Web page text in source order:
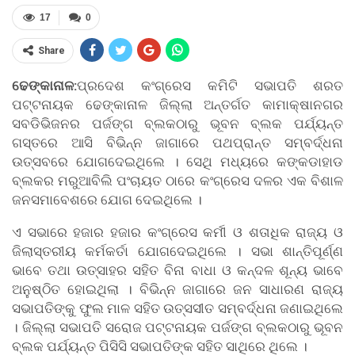
0
17
Share
ଢେଙ୍କାନାଳ:ପ୍ରଦେଶ କଂଗ୍ରେସ କମିଟି ସଭାପତି ଶରତ
ପଟ୍ଟନାୟକ ଢେଙ୍କାନାଳ ଜିଲ୍ଲା ଅନ୍ତର୍ଗତ କାମାକ୍ଷାନଗର
ସବଡିଭିଜନର ପର୍ଜଙ୍ଗ ବ୍ଲକଠାରୁ ଭୂବନ ବ୍ଲକ ପର୍ଯ୍ୟନ୍ତ
ଗସ୍ତରେ ଆସି ବିଭିନ୍ନ ଜାଗାରେ ପଥପ୍ରାନ୍ତ ସମ୍ବର୍ଦ୍ଧନା
ଉତ୍ସବରେ ଯୋଗଦେଇଥିଲେ । ସେଥି ମଧ୍ୟରେ କଙ୍କଡାହାଡ
ବ୍ଲକର ମରୁଆବିଲି ପଂଚାୟତ ଠାରେ କଂଗ୍ରେସ ଦଳର ଏକ ବିଶାଳ
ଜନସମାବେଶରେ ଯୋଗ ଦେଇଥିଲେ ।
ଏ ସଭାରେ ହଜାର ହଜାର କଂଗ୍ରେସ କର୍ମୀ ଓ ଶତାଧିକ ରାଜ୍ୟ ଓ
ଜିଲାସ୍ତରୀୟ କର୍ମକର୍ତା ଯୋଗଦେଇଥିଲେ । ସଭା ଶାନ୍ତିପୂର୍ଣ୍ଣ
ଭାବେ ତଥା ଉତ୍ସାହର ସହିତ ବିନା ବାଧା ଓ କନ୍ଦଳ ଶୂନ୍ୟ ଭାବେ
ଅନୁଷ୍ଠିତ ହୋଇଥିଲା । ବିଭିନ୍ନ ଜାଗାରେ ଜନ ସାଧାରଣ ରାଜ୍ୟ
ସଭାପତିଙ୍କୁ ଫୁଲ ମାଳ ସହିତ ଉତ୍ସସୀତ ସମ୍ବର୍ଦ୍ଧନା ଜଣାଇଥିଲେ
। ଜିଲ୍ଲା ସଭାପତି ସରୋଜ ପଟ୍ଟନାୟକ ପର୍ଜଙ୍ଗ ବ୍ଲକଠାରୁ ଭୂବନ
ବ୍ଲକ ପର୍ଯ୍ୟନ୍ତ ପିସିସି ସଭାପତିଙ୍କ ସହିତ ସାଥିରେ ଥିଲେ ।